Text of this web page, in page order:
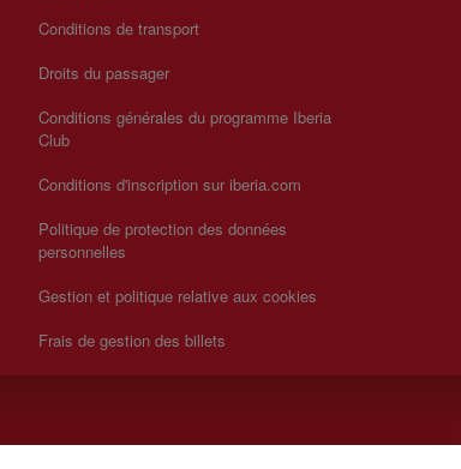
Conditions de transport
Droits du passager
Conditions générales du programme Iberia
Club
Conditions d'inscription sur iberia.com
Politique de protection des données
personnelles
Gestion et politique relative aux cookies
Frais de gestion des billets